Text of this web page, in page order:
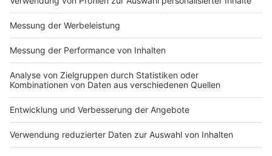
Impressum
Nutzungsbedingungen
Jobs
Presse
Werben
Kontakt
Studio-Hotline
Verkehrs-Hotline
Newsletter